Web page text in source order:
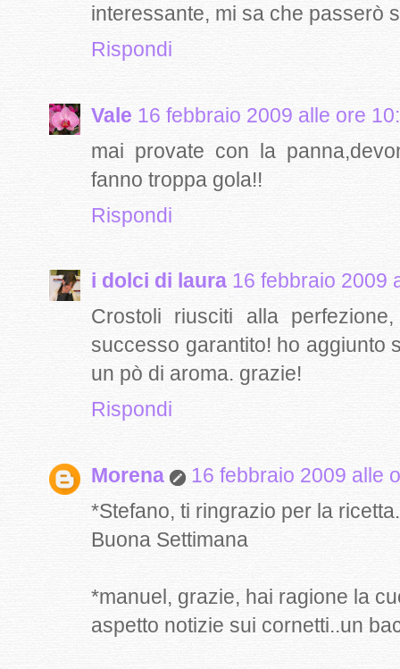
interessante, mi sa che passerò
Rispondi
Vale 16 febbraio 2009 alle ore
mai provate con la
fanno troppa gola!!
Rispondi
i dolci di laura 16 febbraio 2009
Crostoli riusciti alla
successo garantito! ho aggiunto
un pò di aroma. grazie!
Rispondi
Morena
16 febbraio 2009 alle
*Stefano, ti ringrazio per la
Buona Settimana
*manuel, grazie, hai ragione la
aspetto notizie sui cornetti..un